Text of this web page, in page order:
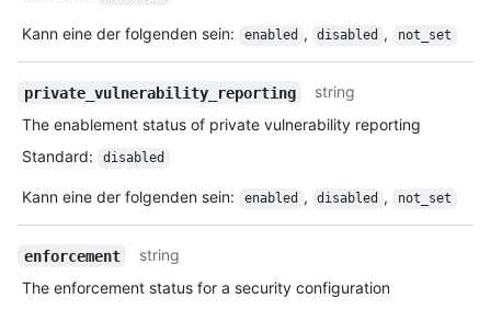
Kann eine der folgenden sein: enabled , disabled , not_set
private_vulnerability_reporting
string
The enablement status of private vulnerability reporting
Standard: disabled
Kann eine der folgenden sein: enabled , disabled , not_set
enforcement
string
The enforcement status for a security configuration